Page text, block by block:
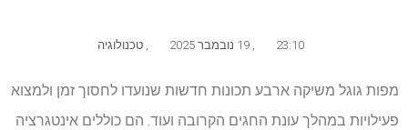
23:10 19 נובמבר 2025 טכנולוגיה
מפות גוגל משיקה ארבע תכונות חדשות שנועדו לחסוך זמן ולמצוא
פעילויות במהלך עונת החגים הקרובה ועוד. הם כוללים אינטגרציה